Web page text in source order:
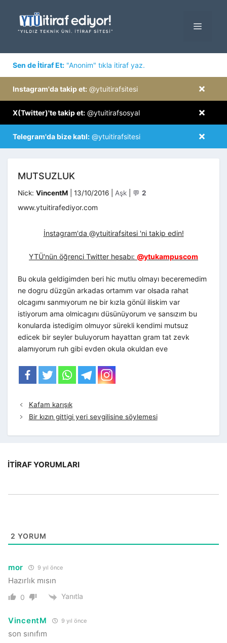
MENÜ
Sen de İtiraf Et: "Anonim" tıkla itiraf yaz.
×
Instagram'da takip et: @ytuitirafsitesi
×
X(Twitter)'te takip et: @ytuitirafsosyal
×
Telegram'da bize katıl: @ytuitirafsitesi
MUTSUZLUK
Nick: VincentM 13/10/2016 Kategoriler
Aşk 💬 2
www.ytuitirafediyor.com
İnstagram'da @ytuitirafsitesi 'ni takip edin!
YTÜ'nün öğrenci Twitter hesabı: @ytukampuscom
Bu okula geldigimden beri hic mutlu olmayı beceremedim
ne dogru düzgün arkadas ortamım var olsada rahat
olcagımı sanmıyorum ne bir kızla gönül iliskim var
istiyorum ama olmicagını düsünüyorum ve sansızım bu
konularda istedigim olmuyor sürekli kendimi mutsuz
edicek bir seyler buluyorum hayattan gram tat zevk
alamıyorum ruh gibi evden okula okuldan eve
Kafam karışık
Bir kızın gittigi yeri sevgilisine söylemesi
İTIRAF YORUMLARI
2 YORUM
mor 9 yıl önce
Hazırlık mısın
0 Yanıtla
VincentM 9 yıl önce
son sınıfım